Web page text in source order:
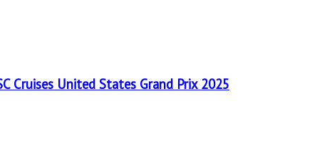
Cruises United States Grand Prix 2025